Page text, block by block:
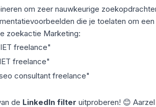
om zeer nauwkeurige
die je toelaten om
zoekactie Marketing:
freelance"
freelance"
consultant freelance"
de LinkedIn filter uitproberen! 😊